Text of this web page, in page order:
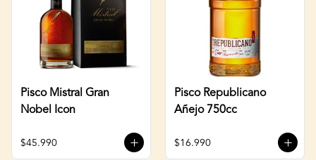
Pisco Mistral Gran
Nobel Icon
$45.990
Pisco Republicano
Añejo 750cc
$16.990